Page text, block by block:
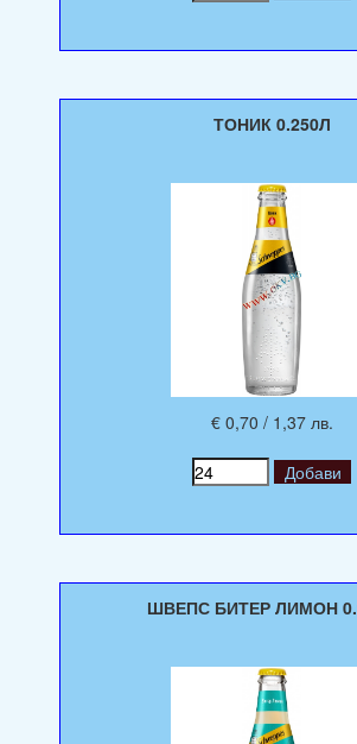
ТОНИК 0.250Л
€ 0,70 / 1,37 лв.
ШВЕПС БИТЕР ЛИМОН